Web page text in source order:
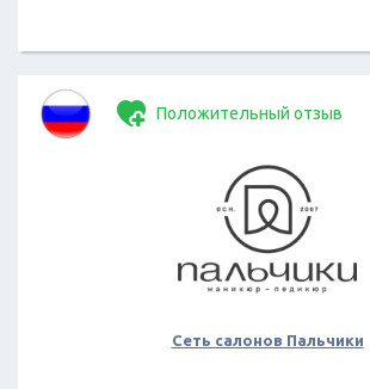
Положительный отзыв
Сеть салонов Пальчики